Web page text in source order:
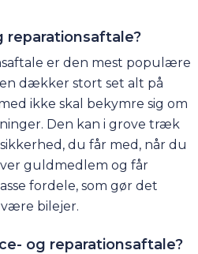
reparationsaftale?
er den mest populære
dækker stort set alt på
ikke skal bekymre sig om
Den kan i grove træk
du får med, når du
guldmedlem og får
fordele, som gør det
bilejer.
og reparationsaftale?